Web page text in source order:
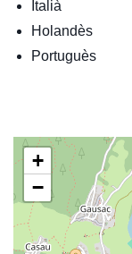
Italià
Holandès
Portuguès
+
−